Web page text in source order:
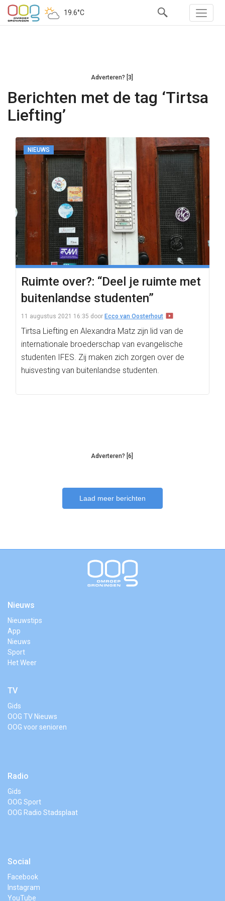
19.6°C
Adverteren? [3]
Berichten met de tag ‘Tirtsa
Liefting’
NIEUWS
Ruimte over?: “Deel je ruimte met
buitenlandse studenten”
11 augustus 2021 16:35 door Ecco van Oosterhout
Tirtsa Liefting en Alexandra Matz zijn lid van de
internationale broederschap van evangelische
studenten IFES. Zij maken zich zorgen over de
huisvesting van buitenlandse studenten.
Adverteren? [6]
Laad meer berichten
Nieuws
Nieuwstips
App
Nieuws
Sport
Het Weer
TV
Gids
OOG TV Nieuws
OOG voor senioren
Radio
Gids
OOG Sport
OOG Radio Stadsplaat
Social
Facebook
Instagram
YouTube